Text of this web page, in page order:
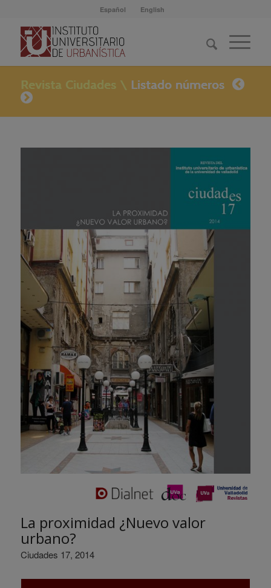
Español English
La proximidad ¿Nuevo valor
urbano?
Ciudades 17, 2014